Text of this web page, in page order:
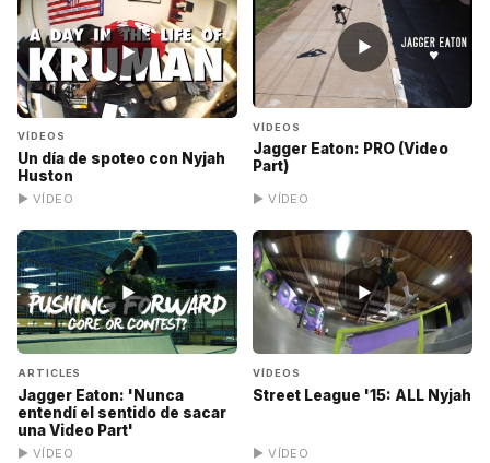
▶
VÍDEOS
Un día de spoteo con Nyjah
Huston
▶ VÍDEO
▶
VÍDEOS
Jagger Eaton: PRO (Video
Part)
▶ VÍDEO
▶
ARTICLES
Jagger Eaton: 'Nunca
entendí el sentido de sacar
una Video Part'
▶ VÍDEO
▶
VÍDEOS
Street League '15: ALL Nyjah
▶ VÍDEO